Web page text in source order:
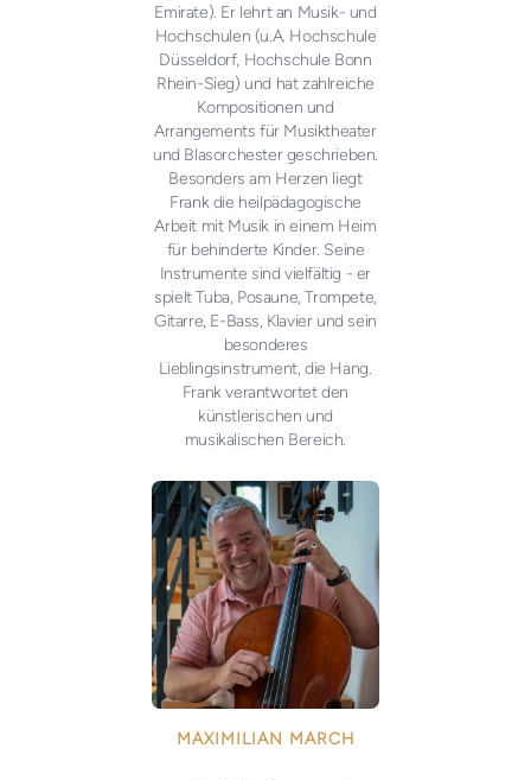
Emirate). Er lehrt an Musik- und
Hochschulen (u.A. Hochschule
Düsseldorf, Hochschule Bonn
Rhein-Sieg) und hat zahlreiche
Kompositionen und
Arrangements für Musiktheater
und Blasorchester geschrieben.
Besonders am Herzen liegt
Frank die heilpädagogische
Arbeit mit Musik in einem Heim
für behinderte Kinder. Seine
Instrumente sind vielfältig - er
spielt Tuba, Posaune, Trompete,
Gitarre, E-Bass, Klavier und sein
besonderes
Lieblingsinstrument, die Hang.
Frank verantwortet den
künstlerischen und
musikalischen Bereich.
MAXIMILIAN MARCH